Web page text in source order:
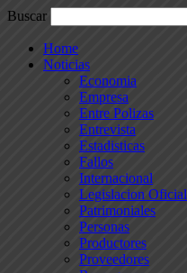
Buscar
Home
Noticias
Economia
Empresa
Entre Polizas
Entrevista
Estadisticas
Fallos
Internacional
Legislacion Oficial
Patrimoniales
Personas
Productores
Proveedores